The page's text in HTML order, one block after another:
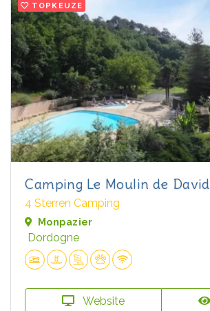
TOPKEUZE
Camping Le Moulin de David
4 Sterren Camping
Monpazier
Dordogne
Website